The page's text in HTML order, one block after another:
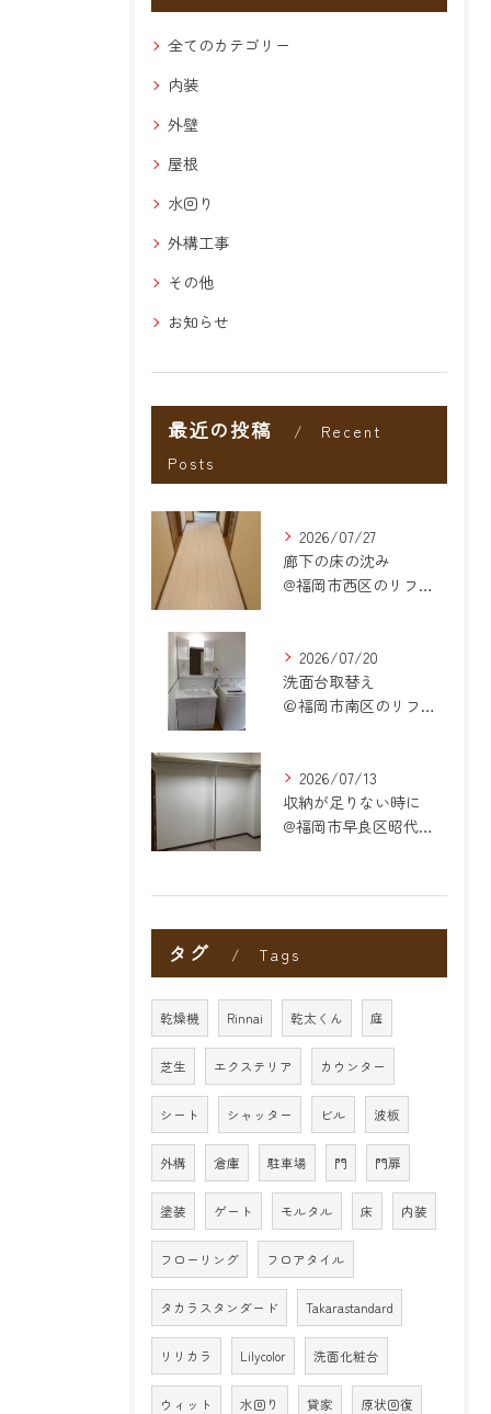
全てのカテゴリー
内装
外壁
屋根
水回り
外構工事
その他
お知らせ
最近の投稿
Recent
Posts
2026/07/27
廊下の床の沈み
@福岡市西区のリフォーム
2026/07/20
洗面台取替え
＠福岡市南区のリフォーム
2026/07/13
収納が足りない時に
@福岡市早良区昭代のリフォーム
タグ Tags
乾燥機 Rinnai 乾太くん 庭
芝生 エクステリア カウンター
シート シャッター ビル 波板
外構 倉庫 駐車場 門 門扉
塗装 ゲート モルタル 床 内装
フローリング フロアタイル
タカラスタンダード Takarastandard
リリカラ Lilycolor 洗面化粧台
ウィット 水回り 貸家 原状回復